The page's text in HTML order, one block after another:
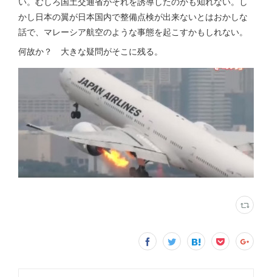
かし日本の翼が日本国内で整備点検が出来ないとはおかしな
話で、マレーシア航空のような事態を起こすかもしれない。
何故か？ 大きな疑問がそこに残る。